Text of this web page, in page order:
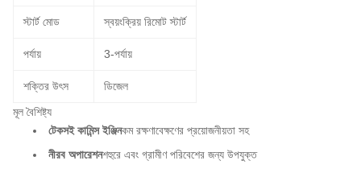
স্টার্ট মোড স্বয়ংক্রিয় রিমোট স্টার্ট
পর্যায় 3-পর্যায়
শক্তির উৎস
ডিজেল
মূল বৈশিষ্ট্য
টেকসই কামিন্স ইঞ্জিনকম রক্ষণাবেক্ষণের প্রয়োজনীয়তা সহ
নীরব অপারেশনশহুরে এবং গ্রামীণ পরিবেশের জন্য উপযুক্ত